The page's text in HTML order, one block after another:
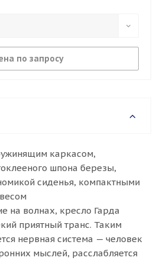
по запросу
каркасом,
шпона березы,
сиденья, компактными
на волнах, кресло Гарда
приятный транс. Таким
нервная система — человек
мыслей, расслабляется